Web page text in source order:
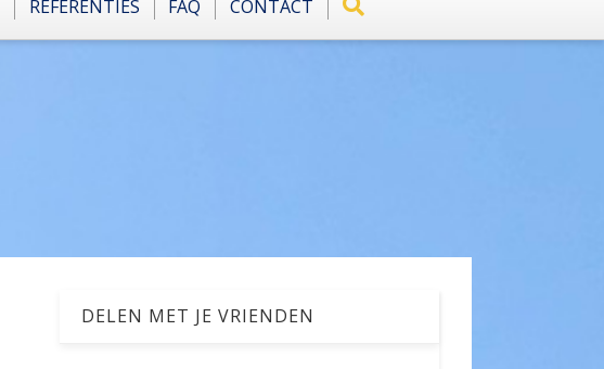
REFERENTIES FAQ CONTACT
DELEN MET JE VRIENDEN